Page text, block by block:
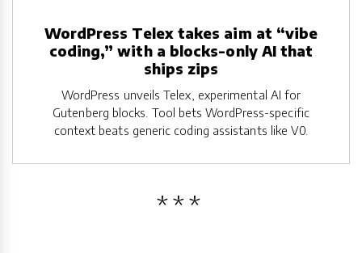
WordPress Telex takes aim at “vibe
coding,” with a blocks-only AI that
ships zips
WordPress unveils Telex, experimental AI for
Gutenberg blocks. Tool bets WordPress-specific
context beats generic coding assistants like V0.